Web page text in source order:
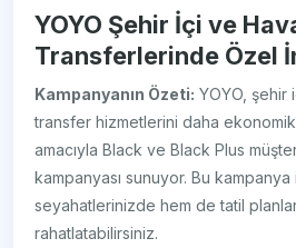
YOYO Şehir İçi ve
Transferlerinde Özel
Kampanyanın Özeti: YOYO, şehir
transfer hizmetlerini daha
amacıyla Black ve Black Plus
kampanyası sunuyor. Bu kampanya
seyahatlerinizde hem de tatil
rahatlatabilirsiniz.